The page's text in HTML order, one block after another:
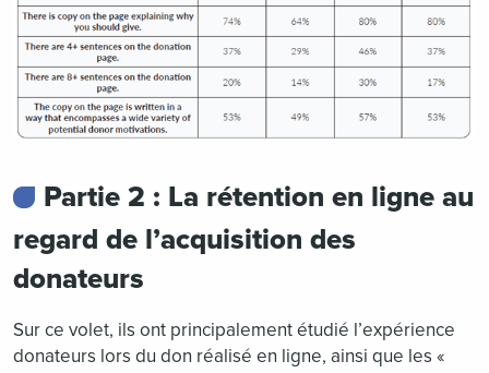
Partie 2 : La rétention en ligne au
regard de l’acquisition des
donateurs
Sur ce volet, ils ont principalement étudié l’expérience
donateurs lors du don réalisé en ligne, ainsi que les «